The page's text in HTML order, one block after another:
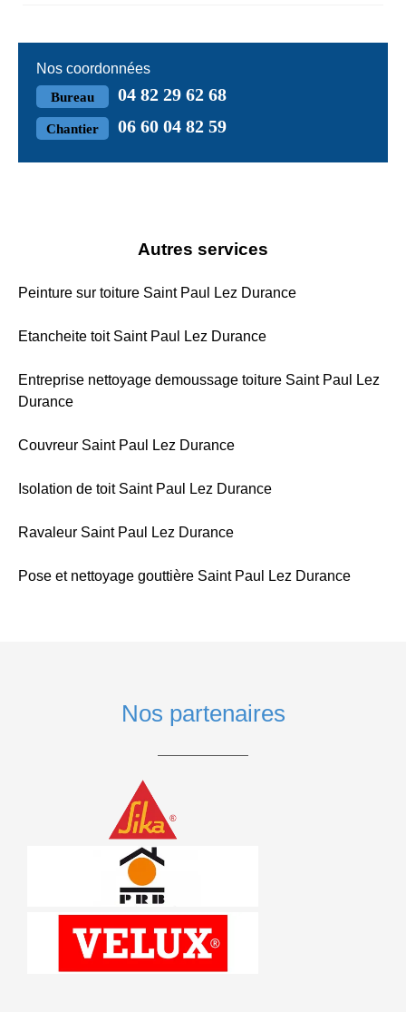
Nos coordonnées
Bureau 04 82 29 62 68
Chantier 06 60 04 82 59
Autres services
Peinture sur toiture Saint Paul Lez Durance
Etancheite toit Saint Paul Lez Durance
Entreprise nettoyage demoussage toiture Saint Paul Lez
Durance
Couvreur Saint Paul Lez Durance
Isolation de toit Saint Paul Lez Durance
Ravaleur Saint Paul Lez Durance
Pose et nettoyage gouttière Saint Paul Lez Durance
Nos partenaires